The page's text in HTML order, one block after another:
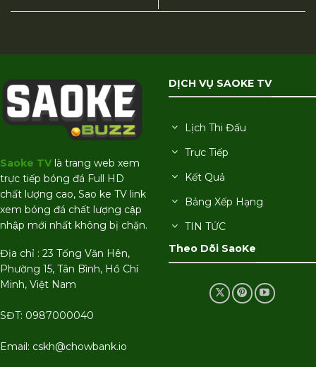
Saoke TVlà trang web xem
trực tiếp bóng đá Full HD
chất lượng cao, Sao ke TV link
xem bóng đá chất lượng cập
nhập mới nhất không bị chặn.
Địa chỉ : 23 Tống Văn Hên,
Phường 15, Tân Bình, Hồ Chí
Minh, Việt Nam
SĐT: 0987000040
Email: cskh@chowbank.io
DỊCH VỤ SAOKE TV
Lịch Thi Đấu
Trực Tiếp
Kết Quả
Bảng Xếp Hạng
TIN TỨC
Theo Dõi SaoKe